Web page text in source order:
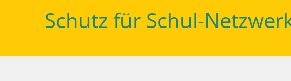
Schutz für Schul-